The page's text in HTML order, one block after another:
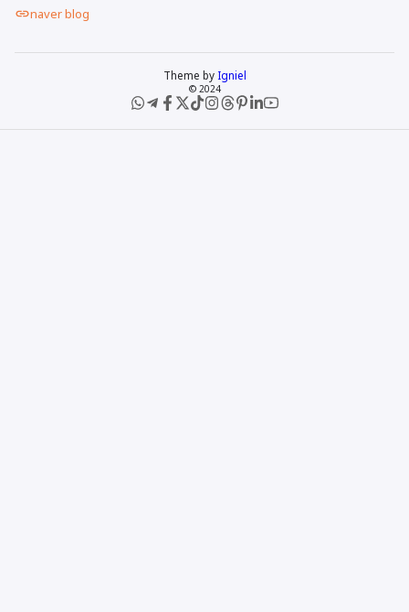
naver blog
Theme by Igniel
© 2024